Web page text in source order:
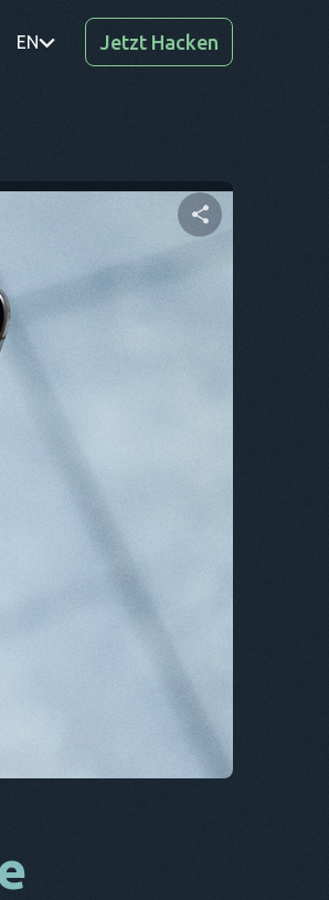
EN
SV
Jetzt Hacken
Artikel teilen